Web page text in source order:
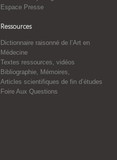
Espace Presse
Ressources
Dictionnaire raisonné de l’Art en
Médecine
Textes ressources, vidéos
Bibliographie, Mémoires,
Articles scientifiques de fin d’études
Foire Aux Questions